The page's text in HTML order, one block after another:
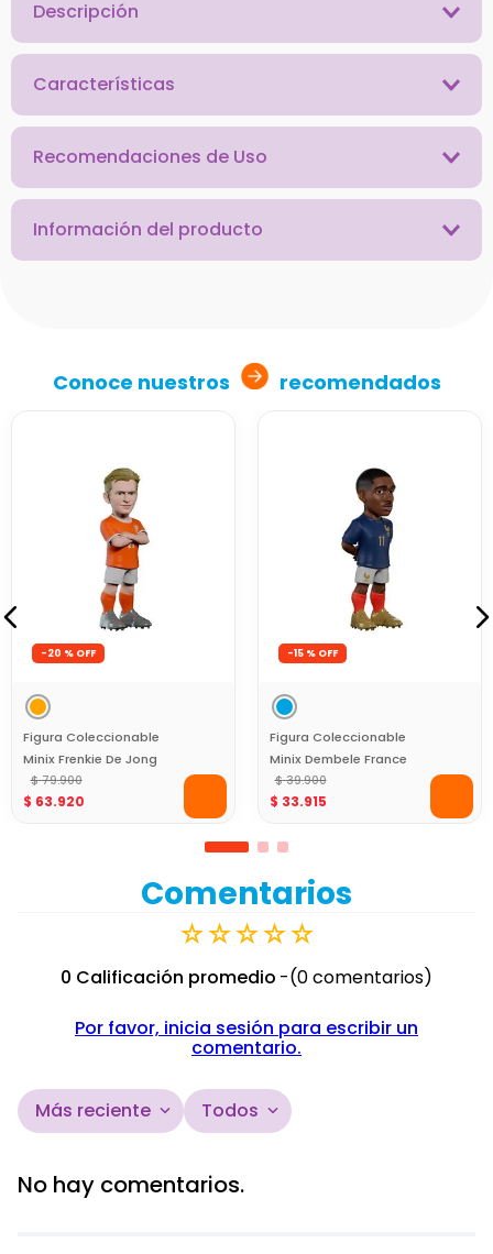
Descripción
Características
Recomendaciones de Uso
Información del producto
Conoce nuestros recomendados
-20 %
Figura Coleccionable
Minix Frenkie De Jong
Netherlands 12Cm World
Cup
$ 79.900
$ 63.920
-15 %
Figura Coleccionable
Minix Dembele France
7Cm World Cup
$ 39.900
$ 33.915
Comentarios
☆☆☆☆☆
0 Calificación promedio
(0 comentarios)
Por favor, inicia sesión para escribir un
comentario.
Más reciente Todos
No hay comentarios.